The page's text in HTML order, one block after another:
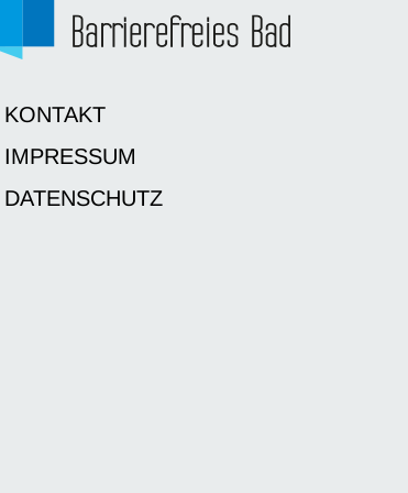
KONTAKT
IMPRESSUM
DATENSCHUTZ